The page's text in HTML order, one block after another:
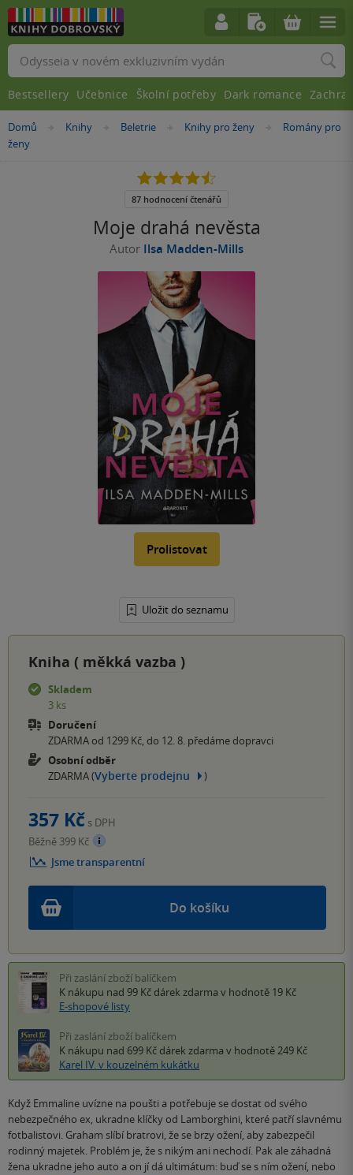
Nacházíte
se
Domů »
Knihy »
Beletrie »
Knihy pro ženy »
Romány pro
ženy
Moje drahá nevěsta
Autor Ilsa Madden-Mills
Prolistovat
Uložit do seznamu
4.5
5
87 hodnocení čtenářů
Kniha ( měkká vazba )
Skladem
3 ks
Doručení
ZDARMA od 1299 Kč, do 12. 8. předáme dopravci
Osobní odběr
ZDARMA (Vyberte prodejnu )
Do košíku
357 Kč s DPH
Běžně 399 Kč
Jsme transparentní
Při zaslání zboží balíčkem
K nákupu nad 99 Kč dárek zdarma v hodnotě 19 Kč
E-shopové listy
Při zaslání zboží balíčkem
K nákupu nad 699 Kč dárek zdarma v hodnotě 249 Kč
Karel IV. v kouzelném kukátku
Když Emmaline uvízne na poušti a potřebuje se dostat od svého
nebezpečného ex, ukradne klíčky od Lamborghini, které patří slavnému
fotbalistovi. Graham slíbí bratrovi, že se brzy ožení, aby zabezpečil
rodinný majetek. Problém je, že s nikým ani nechodí. Pak ale záhadná
žena ukradne jeho auto a on jí dá ultimátum: buď se s ním ožení, nebo
Vyhledávání
Bestsellery Učebnice Školní potřeby Dark romance